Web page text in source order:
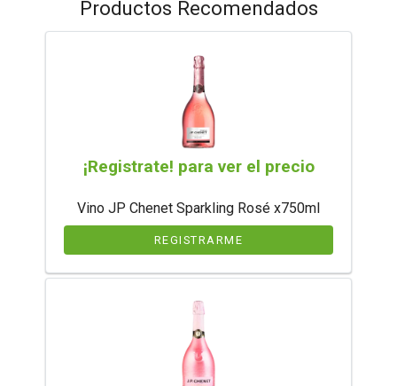
Productos Recomendados
¡Registrate! para ver el precio
Vino JP Chenet Sparkling Rosé x750ml
REGISTRARME